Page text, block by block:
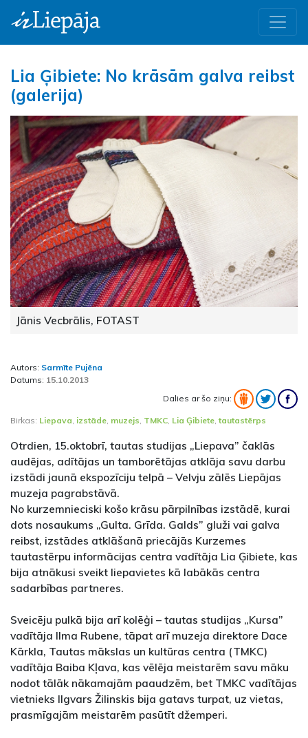
Lia Ģibiete: No krāsām galva reibst
(galerija)
Jānis Vecbrālis, FOTAST
Autors: Sarmīte Pujēna
Datums: 15.10.2013
Dalies ar šo ziņu:
Birkas: Liepava izstāde muzejs TMKC Lia Ģibiete ,tautastērps
Otrdien, 15.oktobrī, tautas studijas „Liepava” čaklās
audējas, adītājas un tamborētājas atklāja savu darbu
izstādi jaunā ekspozīciju telpā – Velvju zālēs Liepājas
muzeja pagrabstāvā.
No kurzemnieciski košo krāsu pārpilnības izstādē, kurai
dots nosaukums „Gulta. Grīda. Galds” gluži vai galva
reibst, izstādes atklāšanā priecājās Kurzemes
tautastērpu informācijas centra vadītāja Lia Ģibiete, kas
bija atnākusi sveikt liepavietes kā labākās centra
sadarbības partneres.
Sveicēju pulkā bija arī kolēģi – tautas studijas „Kursa”
vadītāja Ilma Rubene, tāpat arī muzeja direktore Dace
Kārkla, Tautas mākslas un kultūras centra (TMKC)
vadītāja Baiba Kļava, kas vēlēja meistarēm savu māku
nodot tālāk nākamajām paaudzēm, bet TMKC vadītājas
vietnieks Ilgvars Žilinskis bija gatavs turpat, uz vietas,
prasmīgajām meistarēm pasūtīt džemperi.